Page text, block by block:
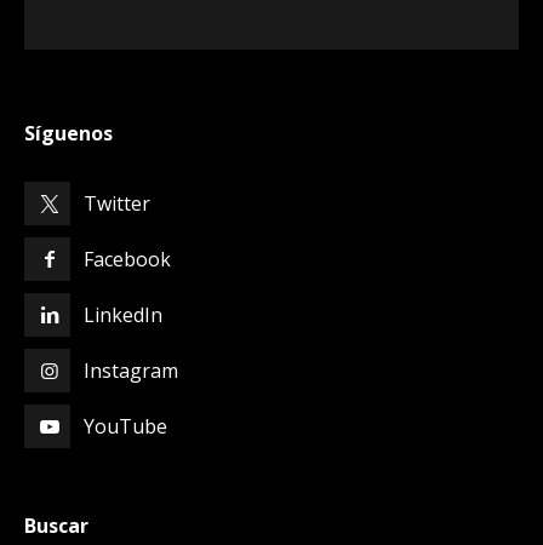
Síguenos
Twitter
Facebook
LinkedIn
Instagram
YouTube
Buscar